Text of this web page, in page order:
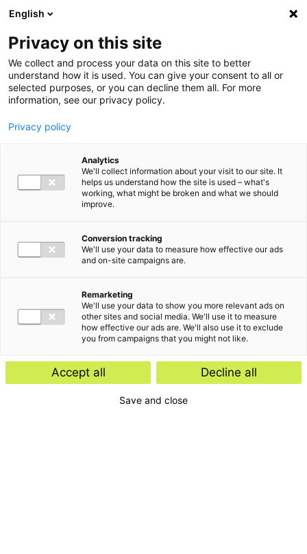
Ga direct naar de inhoud
English
Privacy on this site
We collect and process your data on this site to better
understand how it is used. You can give your consent to all or
selected purposes, or you can decline them all. For more
information, see our privacy policy.
Privacy policy
Analytics
We'll collect information about your visit to our site. It
helps us understand how the site is used – what's
working, what might be broken and what we should
improve.
Conversion tracking
We'll use your data to measure how effective our ads
and on-site campaigns are.
Remarketing
We'll use your data to show you more relevant ads on
other sites and social media. We'll use it to measure
how effective our ads are. We'll also use it to exclude
you from campaigns that you might not like.
Accept all Decline all
Save and close